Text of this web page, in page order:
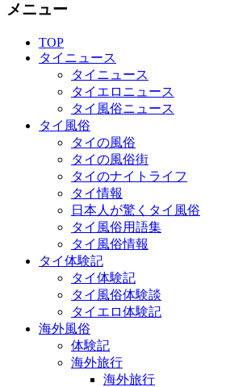
メニュー
TOP
タイニュース
タイニュース
タイエロニュース
タイ風俗ニュース
タイ風俗
タイの風俗
タイの風俗街
タイのナイトライフ
タイ情報
日本人が驚くタイ風俗
タイ風俗用語集
タイ風俗情報
タイ体験記
タイ体験記
タイ風俗体験談
タイエロ体験記
海外風俗
体験記
海外旅行
海外旅行